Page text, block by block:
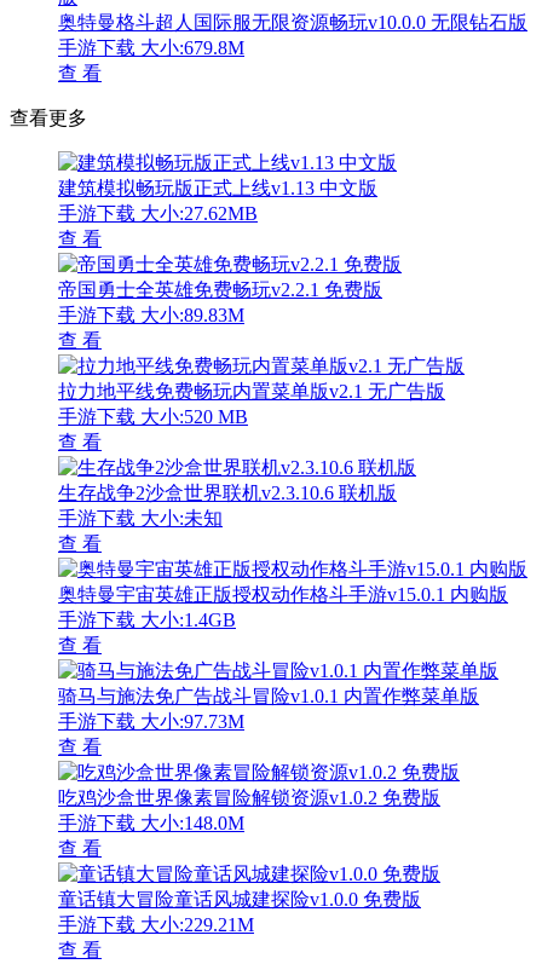
奥特曼格斗超人国际服无限资源畅玩v10.0.0 无限钻石版
手游下载 大小:679.8M
查 看
查看更多
建筑模拟畅玩版正式上线v1.13 中文版
手游下载 大小:27.62MB
查 看
帝国勇士全英雄免费畅玩v2.2.1 免费版
手游下载 大小:89.83M
查 看
拉力地平线免费畅玩内置菜单版v2.1 无广告版
手游下载 大小:520 MB
查 看
生存战争2沙盒世界联机v2.3.10.6 联机版
手游下载 大小:未知
查 看
奥特曼宇宙英雄正版授权动作格斗手游v15.0.1 内购版
手游下载 大小:1.4GB
查 看
骑马与施法免广告战斗冒险v1.0.1 内置作弊菜单版
手游下载 大小:97.73M
查 看
吃鸡沙盒世界像素冒险解锁资源v1.0.2 免费版
手游下载 大小:148.0M
查 看
童话镇大冒险童话风城建探险v1.0.0 免费版
手游下载 大小:229.21M
查 看